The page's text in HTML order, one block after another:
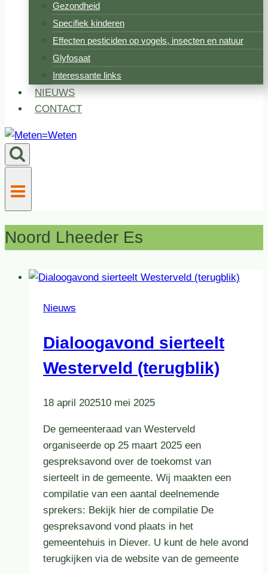
Gezondheid
Specifiek kinderen
Effecten pesticiden op vogels, insecten en natuur
Glyfosaat
Interessante links
NIEUWS
CONTACT
Noord Lheeder Es
Nieuws
Dialoogavond sierteelt
Westerveld (terugblik)
18 april 202510 mei 2025
De gemeenteraad van Westerveld
organiseerde op 25 maart 2025 een
gespreksavond over de toekomst van
sierteelt in de gemeente. Wij maakten een
compilatie van een aantal deelnemende
sprekers: Bekijk hier de compilatie De
gespreksavond vond plaats in het
gemeentehuis in Diever. U kunt de hele avond
terugkijken via de website van de gemeente